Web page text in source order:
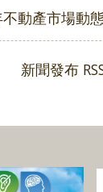
動產市場動
新聞發布